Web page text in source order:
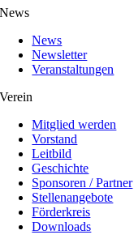
News
News
Newsletter
Veranstaltungen
Verein
Mitglied werden
Vorstand
Leitbild
Geschichte
Sponsoren / Partner
Stellenangebote
Förderkreis
Downloads